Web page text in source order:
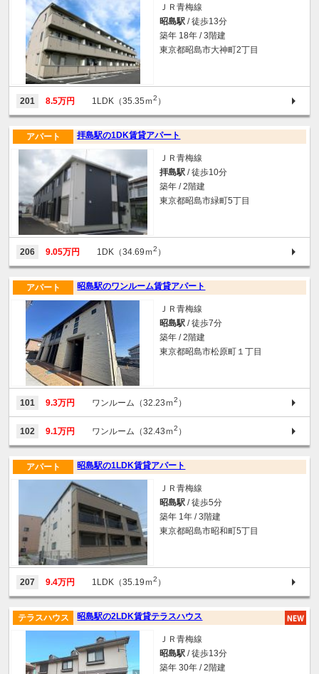
ＪＲ青梅線
昭島駅 / 徒歩13分
築年 18年 / 3階建
東京都昭島市大神町2丁目
201 8.5万円 1LDK（35.35ｍ2 ）
拝島駅の1DK賃貸アパート
アパート
ＪＲ青梅線
拝島駅 / 徒歩10分
築年 / 2階建
東京都昭島市緑町5丁目
206 9.05万円 1DK（34.69ｍ2 ）
昭島駅のワンルーム賃貸アパート
アパート
ＪＲ青梅線
昭島駅 / 徒歩7分
築年 / 2階建
東京都昭島市松原町１丁目
101 9.3万円 ワンルーム（32.23ｍ2 ）
102 9.1万円 ワンルーム（32.43ｍ2 ）
昭島駅の1LDK賃貸アパート
アパート
ＪＲ青梅線
昭島駅 / 徒歩5分
築年 1年 / 3階建
東京都昭島市昭和町5丁目
207 9.4万円 1LDK（35.19ｍ2 ）
昭島駅の2LDK賃貸テラスハウス
テラスハウス
ＪＲ青梅線
昭島駅 / 徒歩13分
築年 30年 / 2階建